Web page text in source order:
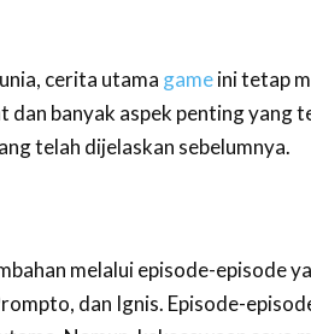
cerita utama gameini tetap
banyak aspek penting yang
telah dijelaskan sebelumnya.
melalui episode-episode
dan Ignis. Episode-